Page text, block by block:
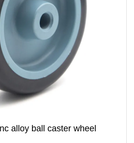
alloy ball caster wheel